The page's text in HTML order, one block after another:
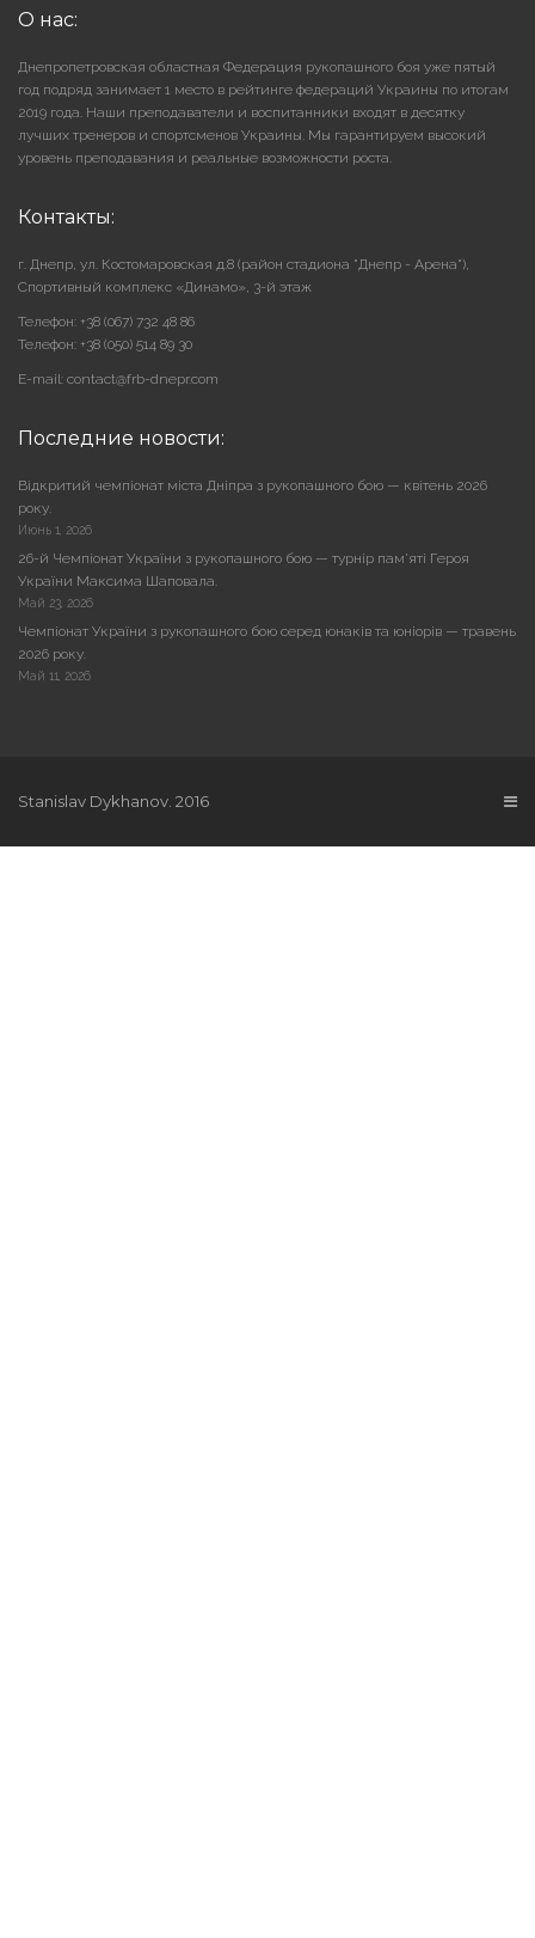
О нас:
Днепропетровская областная Федерация рукопашного боя уже пятый
год подряд занимает 1 место в рейтинге федераций Украины по итогам
2019 года. Наши преподаватели и воспитанники входят в десятку
лучших тренеров и спортсменов Украины. Мы гарантируем высокий
уровень преподавания и реальные возможности роста.
Контакты:
г. Днепр, ул. Костомаровская д.8 (район стадиона "Днепр - Арена"),
Cпортивный комплекс «Динамо», 3-й этаж
Телефон: +38 (067) 732 48 86
Телефон: +38 (050) 514 89 30
E-mail: contact@frb-dnepr.com
Последние новости:
Відкритий чемпіонат міста Дніпра з рукопашного бою — квітень 2026
року.
Июнь 1, 2026
26-й Чемпіонат України з рукопашного бою — турнір пам’яті Героя
України Максима Шаповала.
Май 23, 2026
Чемпіонат України з рукопашного бою серед юнаків та юніорів — травень
2026 року.
Май 11, 2026
Stanislav Dykhanov. 2016